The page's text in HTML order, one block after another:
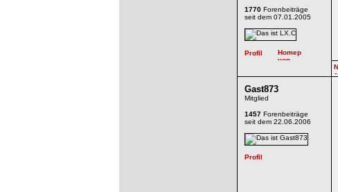
1770 Forenbeiträge
seit dem 07.01.2005
Gast873
Mitglied
1457 Forenbeiträge
seit dem 22.06.2006